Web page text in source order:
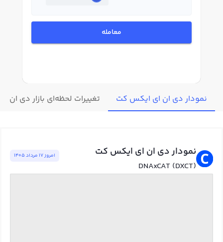
معامله
نمودار دی ان ای ایکس کت تغییرات لحظه‌ای بازار دی
نمودار دی ان ای ایکس کت
DNAxCAT (DXCT)
امروز ١٧ مرداد ١٤٠٥